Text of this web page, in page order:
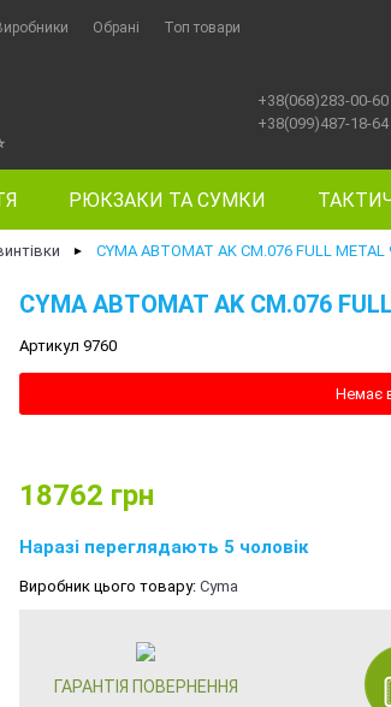
Обрані Топ товари
+38(068)283-00-60
+38(099)487-18-64
РЮКЗАКИ ТА СУМКИ
► CYMA АВТОМАТ AK CM.076 FULL METAL
CYMA АВТОМАТ AK CM.076
Артикул 9760
Немає
18762 грн
Наразі переглядають 5 чоловік
Виробник цього товару: Cyma
ГАРАНТІЯ ПОВЕРНЕННЯ